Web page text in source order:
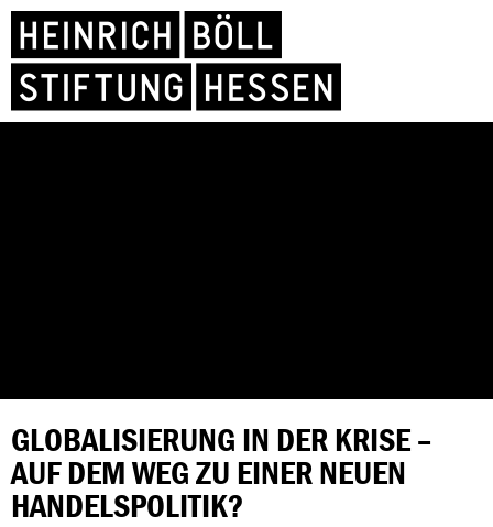
GLOBALISIERUNG IN DER KRISE –
AUF DEM WEG ZU EINER NEUEN
HANDELSPOLITIK?